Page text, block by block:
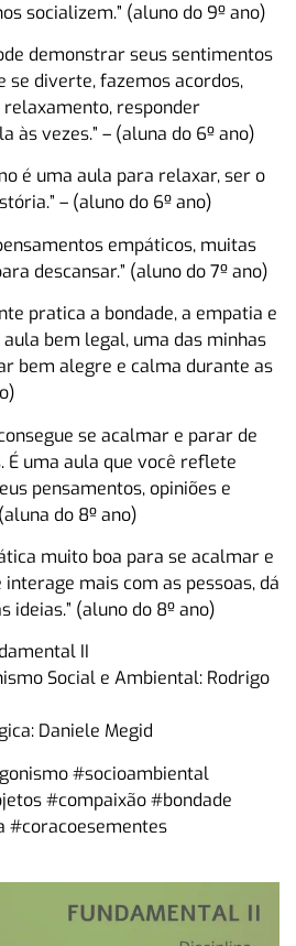
socializem.” (aluno do 9º ano)
demonstrar seus sentimentos
se diverte, fazemos acordos,
responder
às vezes.” – (aluna do 6º ano)
é uma aula para relaxar, ser o
– (aluno do 6º ano)
empáticos, muitas
descansar.” (aluno do 7º ano)
pratica a bondade, a empatia e
bem legal, uma das minhas
bem alegre e calma durante as
se acalmar e parar de
É uma aula que você reflete
pensamentos, opiniões e
do 8º ano)
muito boa para se acalmar e
mais com as pessoas, dá
ideias.” (aluno do 8º ano)
II
Social e Ambiental: Rodrigo
Daniele Megid
#socioambiental
#compaixão #bondade
#coracoesementes